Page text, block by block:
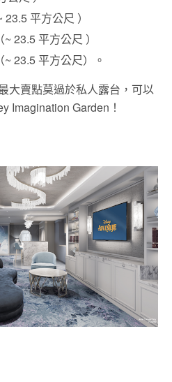
平方公尺 ）
23.5 平方公尺 ）
23.5 平方公尺）。
大賣點莫過於私人露台，可以
Imagination Garden！